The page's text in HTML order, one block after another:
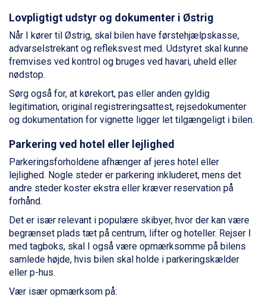
Val Thorens fra DKK 5.395
Cervinia fra DKK 5.295
Passo Tonale fra DKK 3.795
Saalbach fra DKK 5.945
Sölden fra DKK 8.445
Bad Hofgastein fra DKK 5.495
Champoluc fra DKK 3.795
Sestriere fra DKK 4.395
Fieberbrunn fra DKK 6.145
Wagrain fra DKK 4.645
Ischgl fra DKK 7.095
St. Anton fra DKK 7.245
Zell am See fra DKK 4.095
Livigno fra DKK 4.145
Canazei fra DKK 4.745
Ponte di Legno fra DKK 4.745
Bad Gastein fra DKK 4.195
Alleghe fra DKK 5.595
Sauze dOulx fra DKK 4.045
Arabba fra DKK 7.045
La Thuile fra DKK 4.595
Val Thorens fra DKK 5.395
Lovpligtigt udstyr og dokumenter i Østrig
Når I kører til Østrig, skal bilen have førstehjælpskasse,
advarselstrekant og refleksvest med. Udstyret skal kunne
fremvises ved kontrol og bruges ved havari, uheld eller
nødstop.
Sørg også for, at kørekort, pas eller anden gyldig
legitimation, original registreringsattest, rejsedokumenter
og dokumentation for vignette ligger let tilgængeligt i bilen.
Parkering ved hotel eller lejlighed
Parkeringsforholdene afhænger af jeres hotel eller
lejlighed. Nogle steder er parkering inkluderet, mens det
andre steder koster ekstra eller kræver reservation på
forhånd.
Det er især relevant i populære skibyer, hvor der kan være
begrænset plads tæt på centrum, lifter og hoteller. Rejser I
med tagboks, skal I også være opmærksomme på bilens
samlede højde, hvis bilen skal holde i parkeringskælder
eller p-hus.
Vær især opmærksom på: